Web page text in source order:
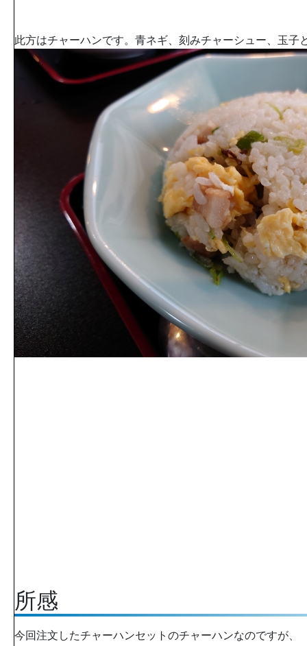
此方はチャーハンです。青ネギ、刻みチャーシュー、玉子
所感
今回注文したチャーハンセットのチャーハンなのですが、